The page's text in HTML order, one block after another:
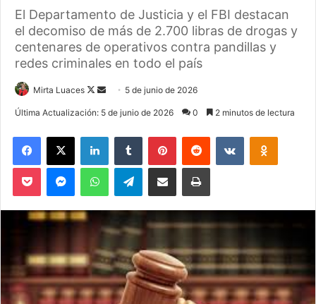
El Departamento de Justicia y el FBI destacan
el decomiso de más de 2.700 libras de drogas y
centenares de operativos contra pandillas y
redes criminales en todo el país
Mirta Luaces
F
l
o
n
X
d
m
a
l
5 de junio de 2026
Última Actualización: 5 de junio de 2026 0 2 minutos de lectura
Telegram